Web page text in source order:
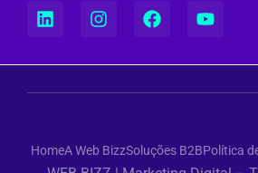
HomeA Web BizzSoluções B2BPolítica